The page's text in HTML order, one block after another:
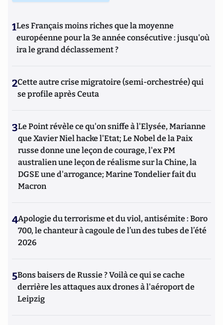
1Les Français moins riches que la moyenne
européenne pour la 3e année consécutive : jusqu'où
ira le grand déclassement ?
2Cette autre crise migratoire (semi-orchestrée) qui
se profile après Ceuta
3Le Point révèle ce qu'on sniffe à l'Elysée, Marianne
que Xavier Niel hacke l'Etat; Le Nobel de la Paix
russe donne une leçon de courage, l'ex PM
australien une leçon de réalisme sur la Chine, la
DGSE une d'arrogance; Marine Tondelier fait du
Macron
4Apologie du terrorisme et du viol, antisémite : Boro
700, le chanteur à cagoule de l’un des tubes de l’été
2026
5Bons baisers de Russie ? Voilà ce qui se cache
derrière les attaques aux drones à l'aéroport de
Leipzig